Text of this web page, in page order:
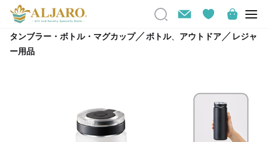
タンブラー・ボトル・マグカップ／ ボトル、 アウトドア／ レジャ
ー用品